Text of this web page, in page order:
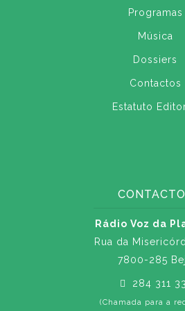
Programas
Música
Dossiers
Contactos
Estatuto
Rádio Voz da
Rua da
7800-285
284 311
(Chamada para a